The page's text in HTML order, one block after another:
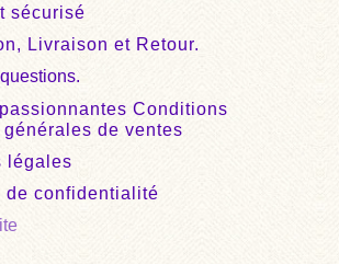
sécurisé
Livraison et Retour.
Conditions
générales de ventes
légales
de confidentialité